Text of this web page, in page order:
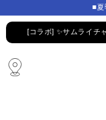
ンツに
進む
ンツに
進む
■夏
[コラボ] ✨サムライチ